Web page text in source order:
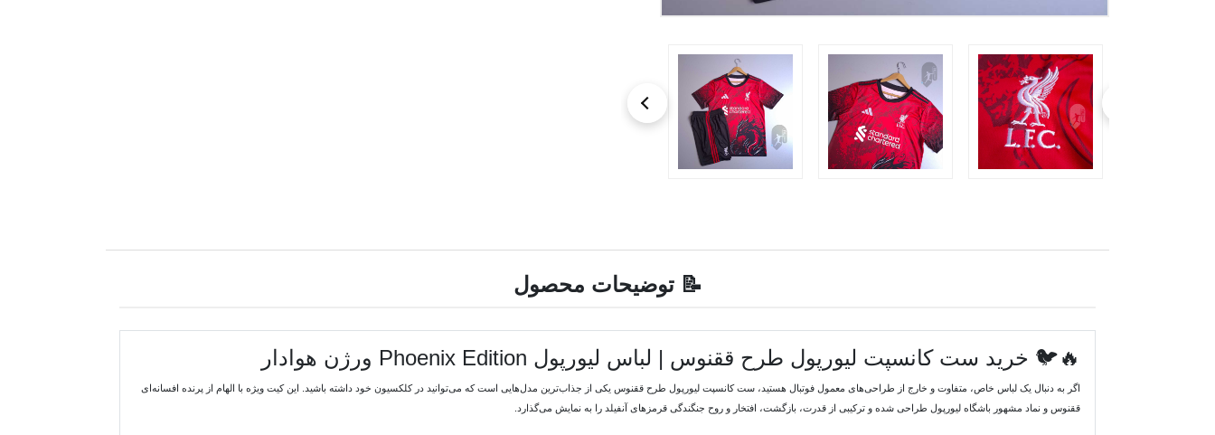
📝 توضیحات محصول
🔥🐦 خرید ست کانسپت لیورپول طرح ققنوس | لباس لیورپول Phoenix Edition ورژن هوادار
اگر به دنبال یک لباس خاص، متفاوت و خارج از طراحی‌های معمول فوتبال هستید، ست کانسپت لیورپول طرح ققنوس یکی از جذاب‌ترین مدل‌هایی است که می‌توانید در کلکسیون خود داشته باشید. این کیت ویژه با الهام از پرنده افسانه‌ای
ققنوس و نماد مشهور باشگاه لیورپول طراحی شده و ترکیبی از قدرت، بازگشت، افتخار و روح جنگندگی قرمزهای آنفیلد را به نمایش می‌گذارد.